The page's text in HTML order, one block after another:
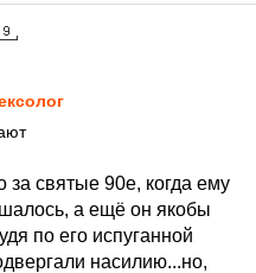
за святые 90е, когда ему
а ещё он якобы
по его испуганной
насилию...но,